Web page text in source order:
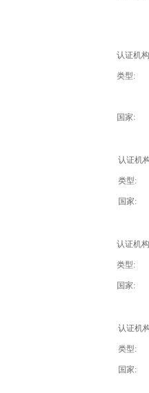
认证机
类型:
国家:
认证机
类型:
国家:
认证机
类型:
国家:
认证机
类型:
国家: